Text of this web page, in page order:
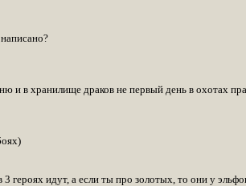
и в хранилище драков не первый день в охотах
идут, а если ты про золотых, то они у